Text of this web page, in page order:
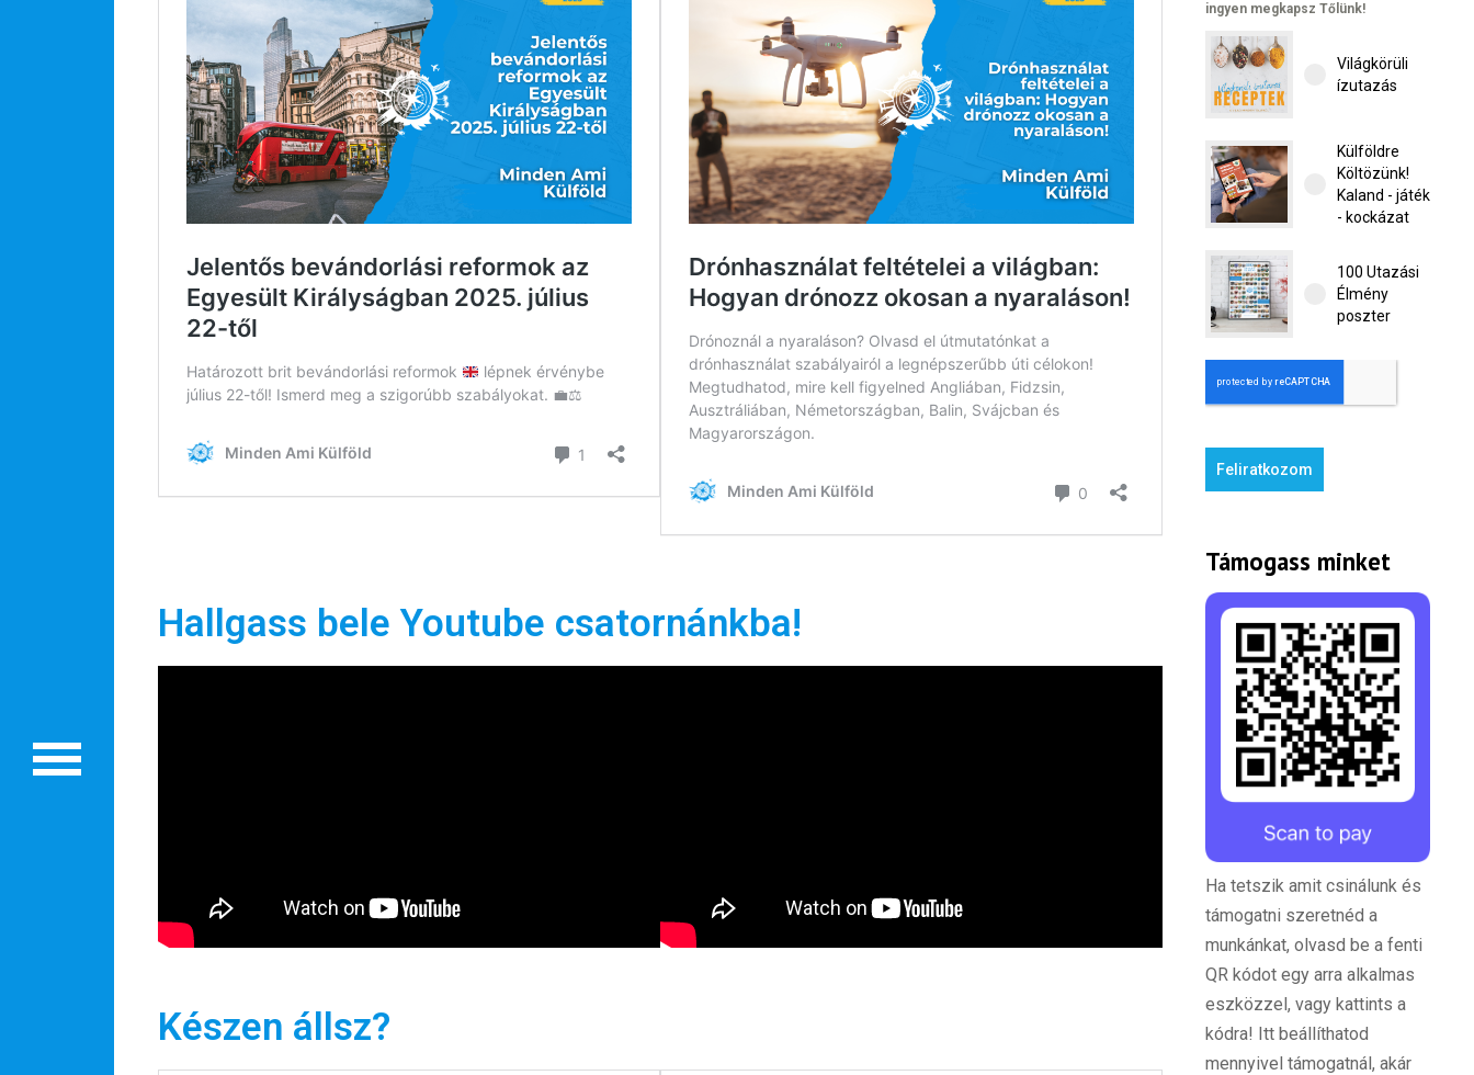
Rólunk
Szakértőink
Beutazási engedélyek
Online bolt
Rendezvények
Külföldi munkaajánlatokHallgass bele Youtube csatornánkba!
Készen állsz?
ingyen megkapsz Tőlünk!
Világkörüli
ízutazás
Külföldre
Költözünk!
Kaland - játék
- kockázat
100 Utazási
Élmény
poszter
Feliratkozom
Támogass minket
Ha tetszik amit csinálunk és
támogatni szeretnéd a
munkánkat, olvasd be a fenti
QR kódot egy arra alkalmas
eszközzel, vagy kattints a
kódra! Itt beállíthatod
mennyivel támogatnál, akár